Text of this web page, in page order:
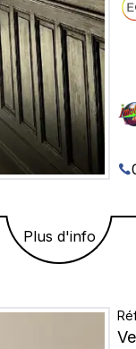
Plus d'info